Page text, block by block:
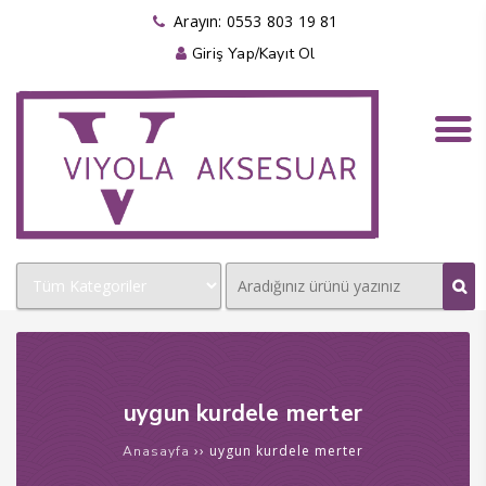
paketleri
panel
Arayın: 0553 803 19 81
Giriş Yap/Kayıt Ol
uygun kurdele merter
Anasayfa ›› uygun kurdele merter